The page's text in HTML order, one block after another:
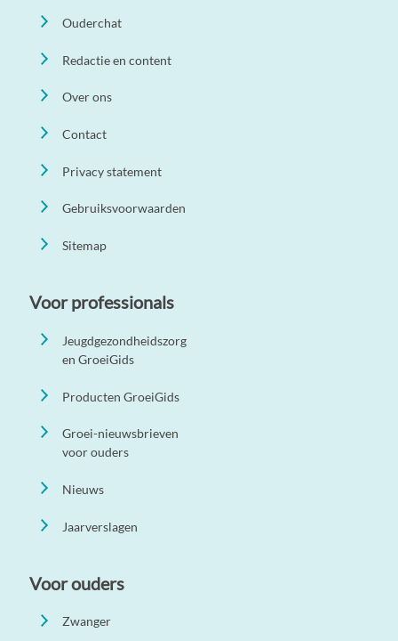
Ouderchat
Redactie en content
Over ons
Contact
Privacy statement
Gebruiksvoorwaarden
Sitemap
Voor professionals
Jeugdgezondheidszorg
en GroeiGids
Producten GroeiGids
Groei-nieuwsbrieven
voor ouders
Nieuws
Jaarverslagen
Voor ouders
Zwanger